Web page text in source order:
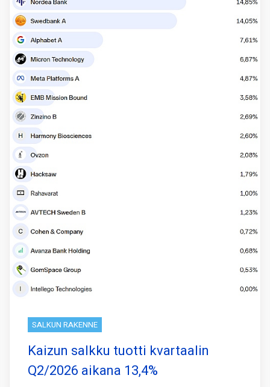
SALKUN RAKENNE
Kaizun salkku tuotti kvartaalin
Q2/2026 aikana 13,4%